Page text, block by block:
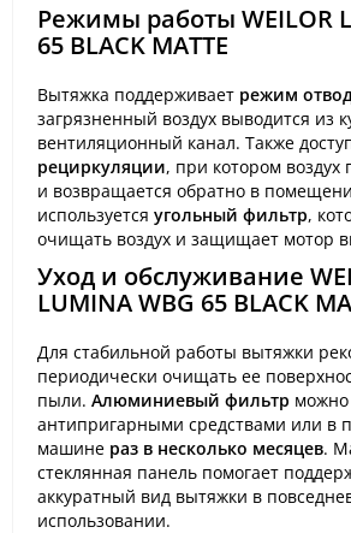
Режимы работы WEILOR
65 BLACK MATTE
Вытяжка поддерживает режим
загрязненный воздух выводится из
вентиляционный канал. Также
рециркуляции, при котором воздух
и возвращается обратно в
используется угольный фильтр,
очищать воздух и защищает мотор
Уход и обслуживание
LUMINA WBG 65 BLACK
Для стабильной работы вытяжки
периодически очищать ее
пыли. Алюминиевый фильтр
антипригарными средствами или в
машине раз в несколько месяцев.
стеклянная панель помогает
аккуратный вид вытяжки в
использовании.